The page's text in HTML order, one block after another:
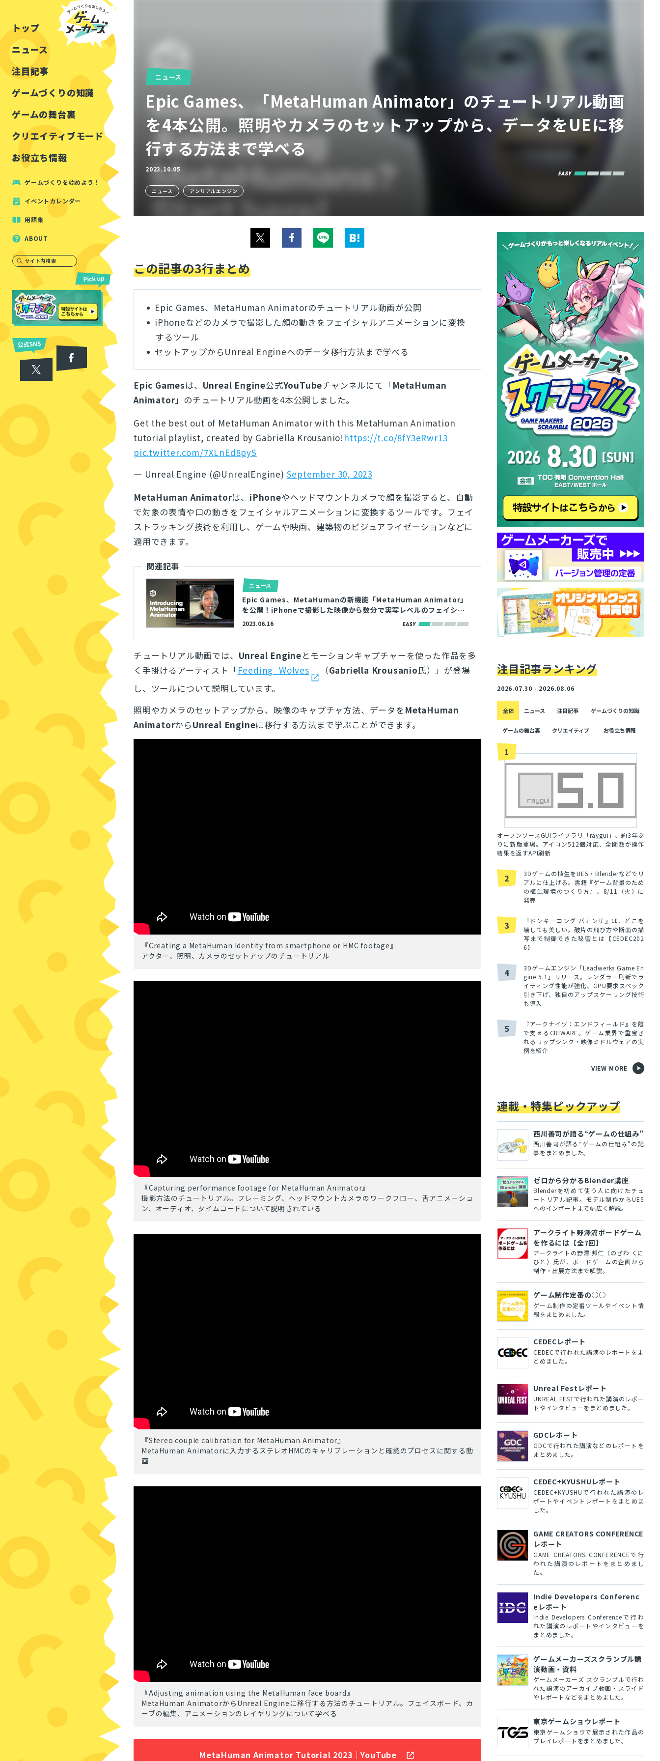
トップ
ニュース
注目記事
ゲームづくりの知識
見た目を良くする
ゲームの舞台裏
クリエイティブモード
お役立ち情報
アセットレビュー
ツール紹介
周辺機器・ハードウェア
ゲームづくりを始めよう！
イベントカレンダー
用語集
ABOUT
サイト内検索
ニュース
Epic Games、「MetaHuman Animator」のチュートリアル動画
を4本公開。照明やカメラのセットアップから、データをUEに移
行する方法まで学べる
2023.10.05
ニュース アンリアルエンジン
この記事の3行まとめ
Epic Games、MetaHuman Animatorのチュートリアル動画が公開
iPhoneなどのカメラで撮影した顔の動きをフェイシャルアニメーションに変換
するツール
セットアップからUnreal Engineへのデータ移行方法まで学べる
Epic Gamesは、 Unreal Engine公式YouTubeチャンネルにて「MetaHuman
Animator」のチュートリアル動画を4本公開しました。
Get the best out of MetaHuman Animator with this MetaHuman Animation
tutorial playlist, created by Gabriella Krousanio!https://t.co/8fY3eRwr13
pic.twitter.com/7XLnEd8pyS
— Unreal Engine (@UnrealEngine) September 30, 2023
MetaHuman Animatorは、 iPhoneやヘッドマウントカメラで顔を撮影すると、自動
で対象の表情や口の動きをフェイシャルアニメーションに変換するツールです。フェイ
ストラッキング技術を利用し、ゲームや映画、建築物のビジュアライゼーションなどに
適用できます。
関連記事
ニュース
Epic Games、MetaHumanの新機能「MetaHuman Animator」
を公開！iPhoneで撮影した映像から数分で実写レベルのフェイシャ
ルアニメーションを生成
2023.06.16
チュートリアル動画では、 Unreal Engineとモーションキャプチャーを使った作品を多
く手掛けるアーティスト「Feeding_Wolves （Gabriella Krousanio氏）」が登場
し、ツールについて説明しています。
照明やカメラのセットアップから、映像のキャプチャ方法、データを MetaHuman
AnimatorからUnreal Engineに移行する方法まで学ぶことができます。
『Creating a MetaHuman Identity from smartphone or HMC footage』
アクター、照明、カメラのセットアップのチュートリアル
『Capturing performance footage for MetaHuman Animator』
撮影方法のチュートリアル。フレーミング、ヘッドマウントカメラのワークフロー、舌アニメーショ
ン、オーディオ、タイムコードについて説明されている
『Stereo couple calibration for MetaHuman Animator』
MetaHuman Animatorに入力するステレオHMCのキャリブレーションと確認のプロセスに関する動
画
『Adjusting animation using the MetaHuman face board』
MetaHuman AnimatorからUnreal Engineに移行する方法のチュートリアル。フェイスボード、カ
ーブの編集、アニメーションのレイヤリングについて学べる
MetaHuman Animator Tutorial 2023｜YouTube
注目記事ランキング
2026.07.30 - 2026.08.06
全体 ニュース 注目記事 ゲームづくりの知識
ゲームの舞台裏 クリエイティブ お役立ち情報
1
オープンソースGUIライブラリ「raygui」、約3年ぶ
りに新版登場。アイコン512個対応、全関数が操作
結果を返すAPI刷新
2
3Dゲームの植生をUE5・Blenderなどでリ
アルに仕上げる。書籍『ゲーム背景のため
の植生環境のつくり方』、8/11（火）に
発売
3
『ドンキーコング バナンザ』は、どこを
壊しても美しい。破片の飛び方や断面の描
写まで制御できた秘密とは【CEDEC202
6】
4
3Dゲームエンジン「Leadwerks Game En
gine 5.1」リリース。レンダラー刷新でラ
イティング性能が強化、GPU要求スペック
引き下げ、独自のアップスケーリング技術
も導入
5
『アークナイツ：エンドフィールド』を陰
で支えるCRIWARE。ゲーム業界で重宝さ
れるリップシンク・映像ミドルウェアの実
例を紹介
VIEW MORE
連載・特集ピックアップ
西川善司が語る“ゲームの仕組み”
西川善司が語る“ゲームの仕組み”の記
事をまとめました。
ゼロから分かるBlender講座
Blenderを初めて使う人に向けたチュ
ートリアル記事。モデル制作からUE5
へのインポートまで幅広く解説。
アークライト野澤流ボードゲーム
を作るには【全7回】
アークライトの野澤 邦仁（のざわ くに
ひと）氏が、ボードゲームの企画から
制作・出展方法まで解説。
ゲーム制作定番の○○
ゲーム制作の定番ツールやイベント情
報をまとめました。
CEDECレポート
CEDECで行われた講演のレポートをま
とめました。
Unreal Festレポート
UNREAL FESTで行われた講演のレポー
トやインタビューをまとめました。
GDCレポート
GDCで行われた講演などのレポートを
まとめました。
CEDEC+KYUSHUレポート
CEDEC+KYUSHUで行われた講演のレ
ポートやイベントレポートをまとめま
した。
GAME CREATORS CONFERENCE
レポート
GAME CREATORS CONFERENCEで行
われた講演のレポートをまとめまし
た。
Indie Developers Conferenc
eレポート
Indie Developers Conferenceで行わ
れた講演のレポートやインタビューを
まとめました。
ゲームメーカーズスクランブル講
演動画・資料
ゲームメーカーズ スクランブルで行わ
れた講演のアーカイブ動画・スライド
やレポートなどをまとめました。
東京ゲームショウレポート
東京ゲームショウで展示された作品の
プレイレポートをまとめました。